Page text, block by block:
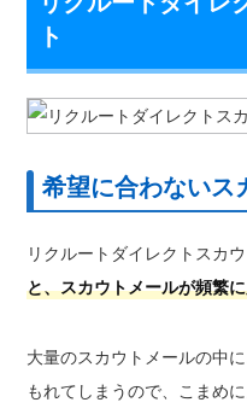
ト
希望に合わないス
リクルートダイレクトスカ
と、スカウトメールが頻繁
大量のスカウトメールの中
もれてしまうので、こまめ